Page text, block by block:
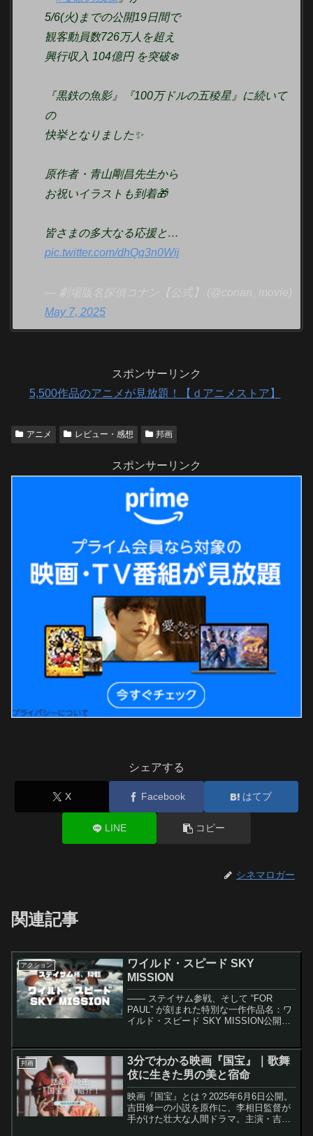
5/6(火)までの公開19日間で
観客動員数726万人を超え
興行収入 104億円 を突破❄️
『黒鉄の魚影』『100万ドルの五稜星』に続いて
の
快挙となりました✨
原作者・青山剛昌先生から
お祝いイラストも到着🎁
皆さまの多大なる応援と…
pic.twitter.com/dhQq3n0Wij
— 劇場版名探偵コナン【公式】 (@conan_movie)
May 7, 2025
スポンサーリンク
5,500作品のアニメが見放題！【ｄアニメストア】
アニメ レビュー・感想 邦画
スポンサーリンク
シェアする
X Facebook はてブ
LINE コピー
シネマロガー
関連記事
アクション
ワイルド・スピード SKY
MISSION
―― ステイサム参戦、そして “FOR
PAUL” が刻まれた特別な一作作品名：ワ
イルド・スピード SKY MISSION公開
ぜ今『スカイミッション』を観たのか...
邦画
3分でわかる映画『国宝』｜歌舞
伎に生きた男の美と宿命
映画『国宝』とは？2025年6月6日公開。
吉田修一の小説を原作に、李相日監督が
手がけた壮大な人間ドラマ。主演・吉沢